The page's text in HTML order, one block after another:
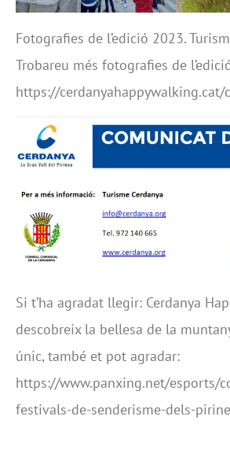
Fotografies de l’edició 2023.
Trobareu més fotografies de
https://cerdanyahappywalking.cat/
Si t’ha agradat llegir: Cerdanya
descobreix la bellesa de la
únic, també et pot agradar:
https://www.panxing.net/esports/
festivals-de-senderisme-dels-